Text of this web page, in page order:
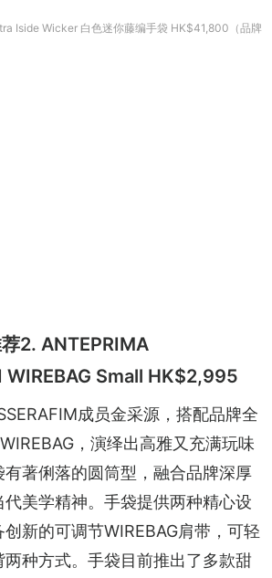
Iside Wicker 白色迷你藤编手袋 HK$41,800（品牌
2. ANTEPRIMA
WIREBAG Small HK$2,995
成员金采源，搭配品牌全
，演绎出高雅又充满玩味
著俐落的圆筒型，融合品牌深厚
美学精神。手袋提供两种精心设
新的可调节WIREBAG肩带，可轻
种方式。手袋目前推出了多款甜